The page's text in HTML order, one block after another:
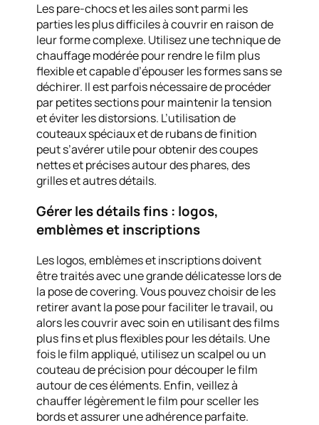
Les pare-chocs et les ailes sont parmi les
parties les plus difficiles à couvrir en raison de
leur forme complexe. Utilisez une technique de
chauffage modérée pour rendre le film plus
flexible et capable d’épouser les formes sans se
déchirer. Il est parfois nécessaire de procéder
par petites sections pour maintenir la tension
et éviter les distorsions. L’utilisation de
couteaux spéciaux et de rubans de finition
peut s’avérer utile pour obtenir des coupes
nettes et précises autour des phares, des
grilles et autres détails.
Gérer les détails fins : logos,
emblèmes et inscriptions
Les logos, emblèmes et inscriptions doivent
être traités avec une grande délicatesse lors de
la pose de covering. Vous pouvez choisir de les
retirer avant la pose pour faciliter le travail, ou
alors les couvrir avec soin en utilisant des films
plus fins et plus flexibles pour les détails. Une
fois le film appliqué, utilisez un scalpel ou un
couteau de précision pour découper le film
autour de ces éléments. Enfin, veillez à
chauffer légèrement le film pour sceller les
bords et assurer une adhérence parfaite.